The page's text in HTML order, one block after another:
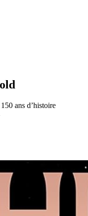
ans d’histoire